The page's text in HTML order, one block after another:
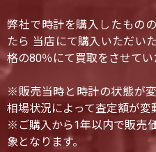
弊社で時計を購入したもの
たら 当店にて購入いただい
格の80％にて買取をさせてい
※販売当時と時計の状態が
相場状況によって査定額が変
※ご購入から1年以内で販売
象となります。